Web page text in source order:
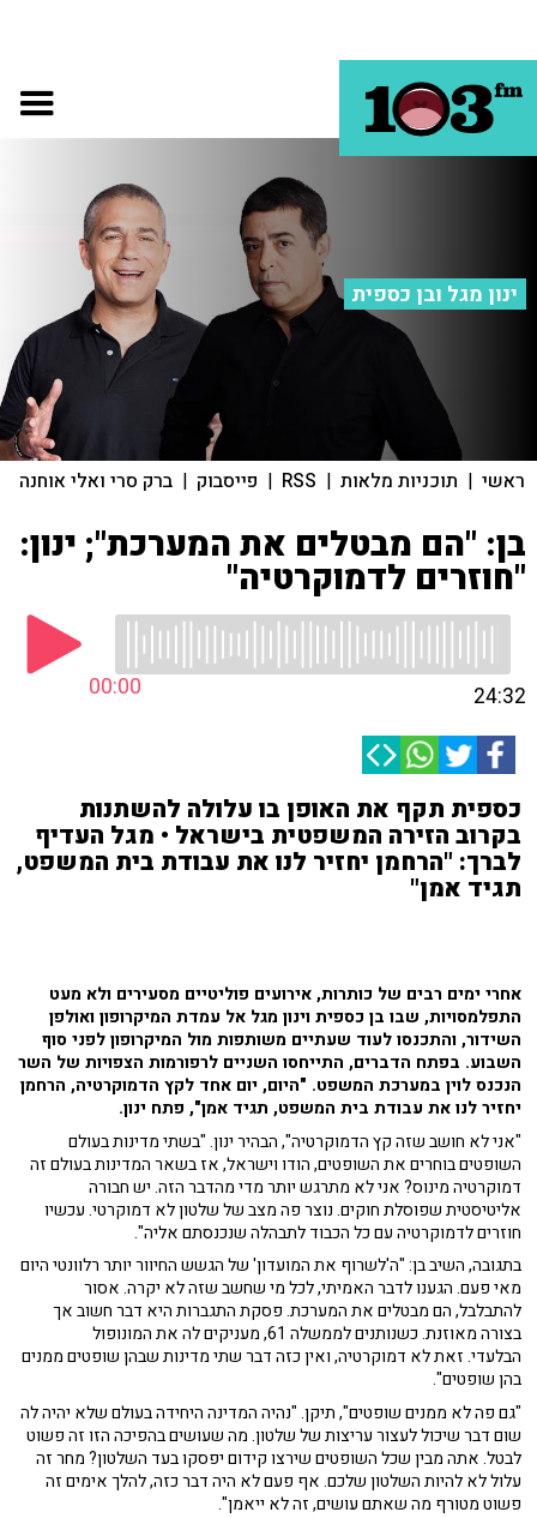
ינון מגל ובן כספית
ראשי | תוכניות מלאות |
RSS
| פייסבוק | ברק סרי ואלי אוחנה
בן: "הם מבטלים את המערכת"; ינון:
"חוזרים לדמוקרטיה"
00:00 24:32
כספית תקף את האופן בו עלולה להשתנות
בקרוב הזירה המשפטית בישראל • מגל העדיף
לברך: "הרחמן יחזיר לנו את עבודת בית המשפט,
תגיד אמן"
אחרי ימים רבים של כותרות, אירועים פוליטיים מסעירים ולא מעט
התפלמסויות, שבו בן כספית וינון מגל אל עמדת המיקרופון ואולפן
השידור, והתכנסו לעוד שעתיים משותפות מול המיקרופון לפני סוף
השבוע. בפתח הדברים, התייחסו השניים לרפורמות הצפויות של השר
הנכנס לוין במערכת המשפט. "היום, יום אחד לקץ הדמוקרטיה, הרחמן
יחזיר לנו את עבודת בית המשפט, תגיד אמן", פתח ינון.
"אני לא חושב שזה קץ הדמוקרטיה", הבהיר ינון. "בשתי מדינות בעולם
השופטים בוחרים את השופטים, הודו וישראל, אז בשאר המדינות בעולם זה
דמוקרטיה מינוס? אני לא מתרגש יותר מדי מהדבר הזה. יש חבורה
אליטיסטית שפוסלת חוקים. נוצר פה מצב של שלטון לא דמוקרטי. עכשיו
חוזרים לדמוקרטיה עם כל הכבוד לתבהלה שנכנסתם אליה".
בתגובה, השיב בן: "ה'לשרוף את המועדון' של הגשש החיוור יותר רלוונטי היום
מאי פעם. הגענו לדבר האמיתי, לכל מי שחשב שזה לא יקרה. אסור
להתבלבל, הם מבטלים את המערכת. פסקת התגברות היא דבר חשוב אך
בצורה מאוזנת. כשנותנים לממשלה 61, מעניקים לה את המונופול
הבלעדי. זאת לא דמוקרטיה, ואין כזה דבר שתי מדינות שבהן שופטים ממנים
בהן שופטים".
"גם פה לא ממנים שופטים", תיקן. "נהיה המדינה היחידה בעולם שלא יהיה לה
שום דבר שיכול לעצור עריצות של שלטון. מה שעושים בהפיכה הזו זה פשוט
לבטל. אתה מבין שכל השופטים שירצו קידום יפסקו בעד השלטון? מחר זה
עלול לא להיות השלטון שלכם. אף פעם לא היה דבר כזה, להלך אימים זה
פשוט מטורף מה שאתם עושים, זה לא ייאמן".